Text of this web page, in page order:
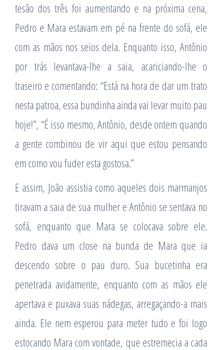
tesão dos três foi aumentando e na próxima cena,
Pedro e Mara estavam em pé na frente do sofá, ele
com as mãos nos seios dela. Enquanto isso, Antônio
por trás levantava-lhe a saia, acariciando-lhe o
traseiro e comentando: “Está na hora de dar um trato
nesta patroa, essa bundinha ainda vai levar muito pau
hoje!”, “É isso mesmo, Antônio, desde ontem quando
a gente combinou de vir aqui que estou pensando
em como vou fuder esta gostosa.”
E assim, João assistia como aqueles dois marmanjos
tiravam a saia de sua mulher e Antônio se sentava no
sofá, enquanto que Mara se colocava sobre ele.
Pedro dava um close na bunda de Mara que ia
descendo sobre o pau duro. Sua bucetinha era
penetrada avidamente, enquanto com as mãos ele
apertava e puxava suas nádegas, arregaçando-a mais
ainda. Ele nem esperou para meter tudo e foi logo
estocando Mara com vontade, que estremecia a cada